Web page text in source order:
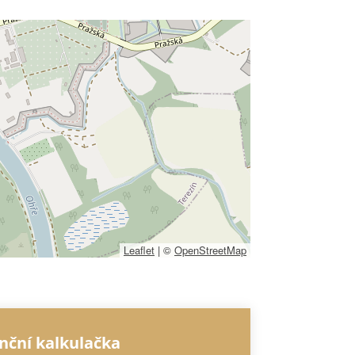
Leaflet | © OpenStreetMap
kalkulačka